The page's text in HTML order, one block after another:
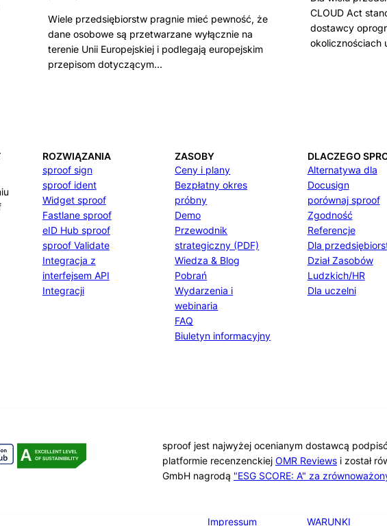
Wiele przedsiębiorstw pragnie mieć pewność, że
dane osobowe są przetwarzane wyłącznie na
terenie Unii Europejskiej i podlegają europejskim
przepisom dotyczącym…
CLOUD Act
dostawcy
okolicznościach
ROZWIĄZANIA
sproof sign
sproof ident
Widget sproof
Fastlane sproof
eID Hub sproof
sproof Validate
Integracja z
interfejsem API
Integracji
ZASOBY
Ceny i plany
Bezpłatny okres
próbny
Demo
Przewodnik
strategiczny (PDF)
Wiedza & Blog
Pobrań
Wydarzenia i
webinaria
FAQ
Biuletyn informacyjny
DLACZEGO
Alternatywa dla
Docusign
porównaj sproof
Zgodność
Referencje
Dla
Dział Zasobów
Ludzkich/HR
Dla uczelni
sproof jest najwyżej ocenianym dostawcą
platformie recenzenckiej OMR Reviews i został
GmbH nagrodą "ESG SCORE: A" za
Impressum WARUNKI